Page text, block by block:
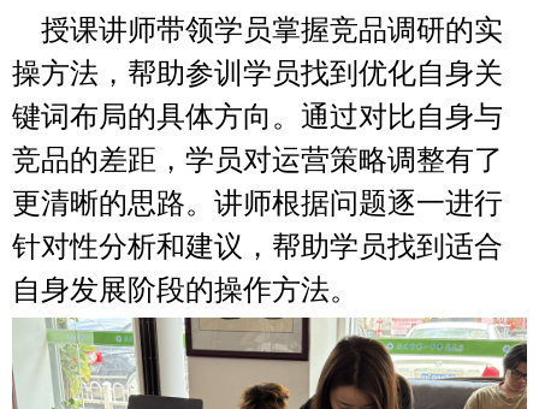
授课讲师带领学员掌握竞品调研的实
操方法，帮助参训学员找到优化自身关
键词布局的具体方向。通过对比自身与
竞品的差距，学员对运营策略调整有了
更清晰的思路。讲师根据问题逐一进行
针对性分析和建议，帮助学员找到适合
自身发展阶段的操作方法。